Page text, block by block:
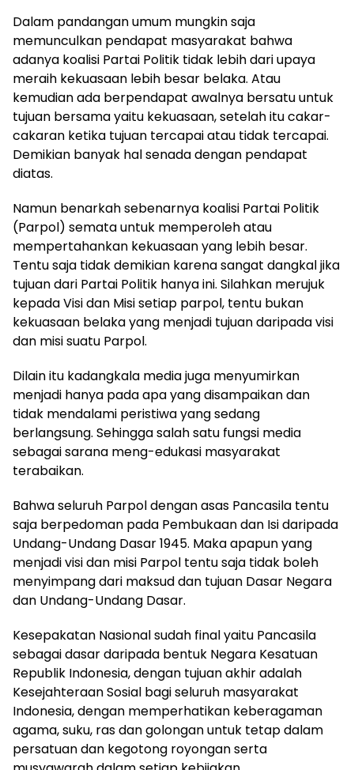
Dalam pandangan umum mungkin saja
memunculkan pendapat masyarakat bahwa
adanya koalisi Partai Politik tidak lebih dari upaya
meraih kekuasaan lebih besar belaka. Atau
kemudian ada berpendapat awalnya bersatu untuk
tujuan bersama yaitu kekuasaan, setelah itu cakar-
cakaran ketika tujuan tercapai atau tidak tercapai.
Demikian banyak hal senada dengan pendapat
diatas.
Namun benarkah sebenarnya koalisi Partai Politik
(Parpol) semata untuk memperoleh atau
mempertahankan kekuasaan yang lebih besar.
Tentu saja tidak demikian karena sangat dangkal jika
tujuan dari Partai Politik hanya ini. Silahkan merujuk
kepada Visi dan Misi setiap parpol, tentu bukan
kekuasaan belaka yang menjadi tujuan daripada visi
dan misi suatu Parpol.
Dilain itu kadangkala media juga menyumirkan
menjadi hanya pada apa yang disampaikan dan
tidak mendalami peristiwa yang sedang
berlangsung. Sehingga salah satu fungsi media
sebagai sarana meng-edukasi masyarakat
terabaikan.
Bahwa seluruh Parpol dengan asas Pancasila tentu
saja berpedoman pada Pembukaan dan Isi daripada
Undang-Undang Dasar 1945. Maka apapun yang
menjadi visi dan misi Parpol tentu saja tidak boleh
menyimpang dari maksud dan tujuan Dasar Negara
dan Undang-Undang Dasar.
Kesepakatan Nasional sudah final yaitu Pancasila
sebagai dasar daripada bentuk Negara Kesatuan
Republik Indonesia, dengan tujuan akhir adalah
Kesejahteraan Sosial bagi seluruh masyarakat
Indonesia, dengan memperhatikan keberagaman
agama, suku, ras dan golongan untuk tetap dalam
persatuan dan kegotong royongan serta